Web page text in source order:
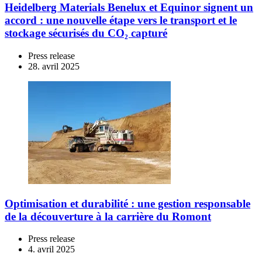
Heidelberg Materials Benelux et Equinor signent un
accord : une nouvelle étape vers le transport et le
stockage sécurisés du CO₂ capturé
Press release
28. avril 2025
Optimisation et durabilité : une gestion responsable
de la découverture à la carrière du Romont
Press release
4. avril 2025